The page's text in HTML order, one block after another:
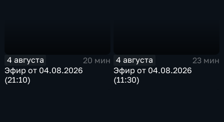
4 августа
20 мин
Эфир от 04.08.2026
(21:10)
4 августа
23 мин
Эфир от 04.08.2026
(11:30)